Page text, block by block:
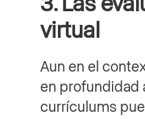
3. Las
virtual
Aun en el
en profundidad
currículums